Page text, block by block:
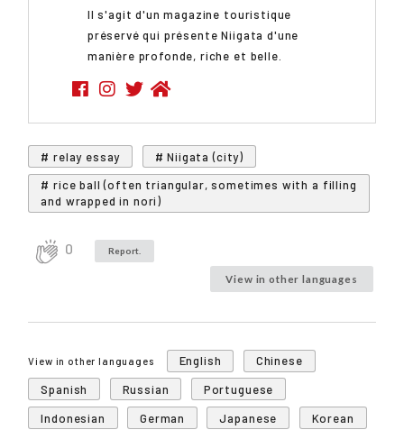
Il s'agit d'un magazine touristique
préservé qui présente Niigata d'une
manière profonde, riche et belle.
# relay essay
# Niigata (city)
# rice ball (often triangular, sometimes with a filling
and wrapped in nori)
0 Report.
View in other languages
View in other languages English
Chinese
Spanish
Russian
Portuguese
Indonesian
German Japanese Korean